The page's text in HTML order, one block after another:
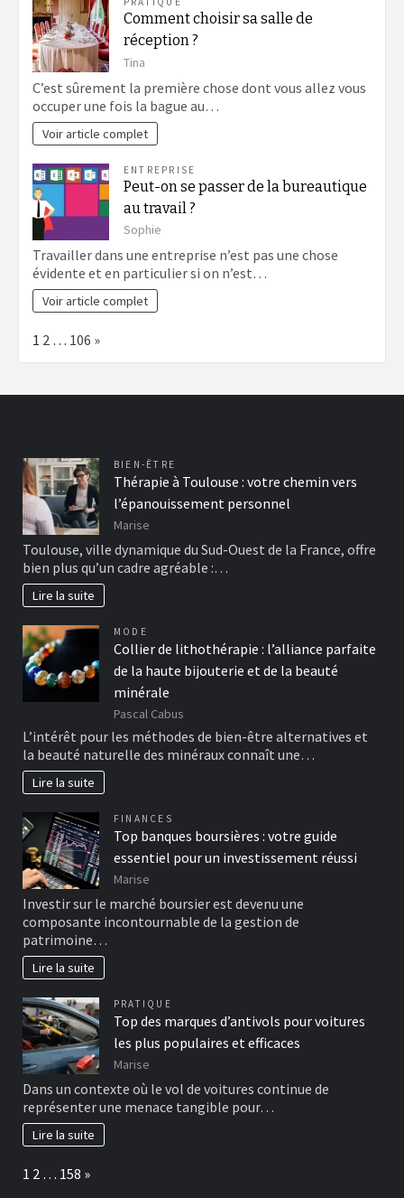
Comment choisir sa salle de
réception ?
Tina
C’est sûrement la première chose dont vous allez vous
occuper une fois la bague au…
Voir article complet
ENTREPRISE
Peut-on se passer de la bureautique
au travail ?
Sophie
Travailler dans une entreprise n’est pas une chose
évidente et en particulier si on n’est…
Voir article complet
Page:
1 2 … 106 Next
»
BIEN-ÊTRE
Thérapie à Toulouse : votre chemin vers
l’épanouissement personnel
Marise
Toulouse, ville dynamique du Sud-Ouest de la France, offre
bien plus qu’un cadre agréable :…
Lire la suite
MODE
Collier de lithothérapie : l’alliance parfaite
de la haute bijouterie et de la beauté
minérale
Pascal Cabus
L’intérêt pour les méthodes de bien-être alternatives et
la beauté naturelle des minéraux connaît une…
Lire la suite
FINANCES
Top banques boursières : votre guide
essentiel pour un investissement réussi
Marise
Investir sur le marché boursier est devenu une
composante incontournable de la gestion de
patrimoine…
Lire la suite
PRATIQUE
Top des marques d’antivols pour voitures
les plus populaires et efficaces
Marise
Dans un contexte où le vol de voitures continue de
représenter une menace tangible pour…
Lire la suite
Page:
1 2 … 158 Next
»